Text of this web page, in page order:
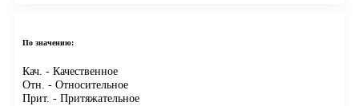
По значению:
Кач. - Качественное
Отн. - Относительное
Прит. - Притяжательное